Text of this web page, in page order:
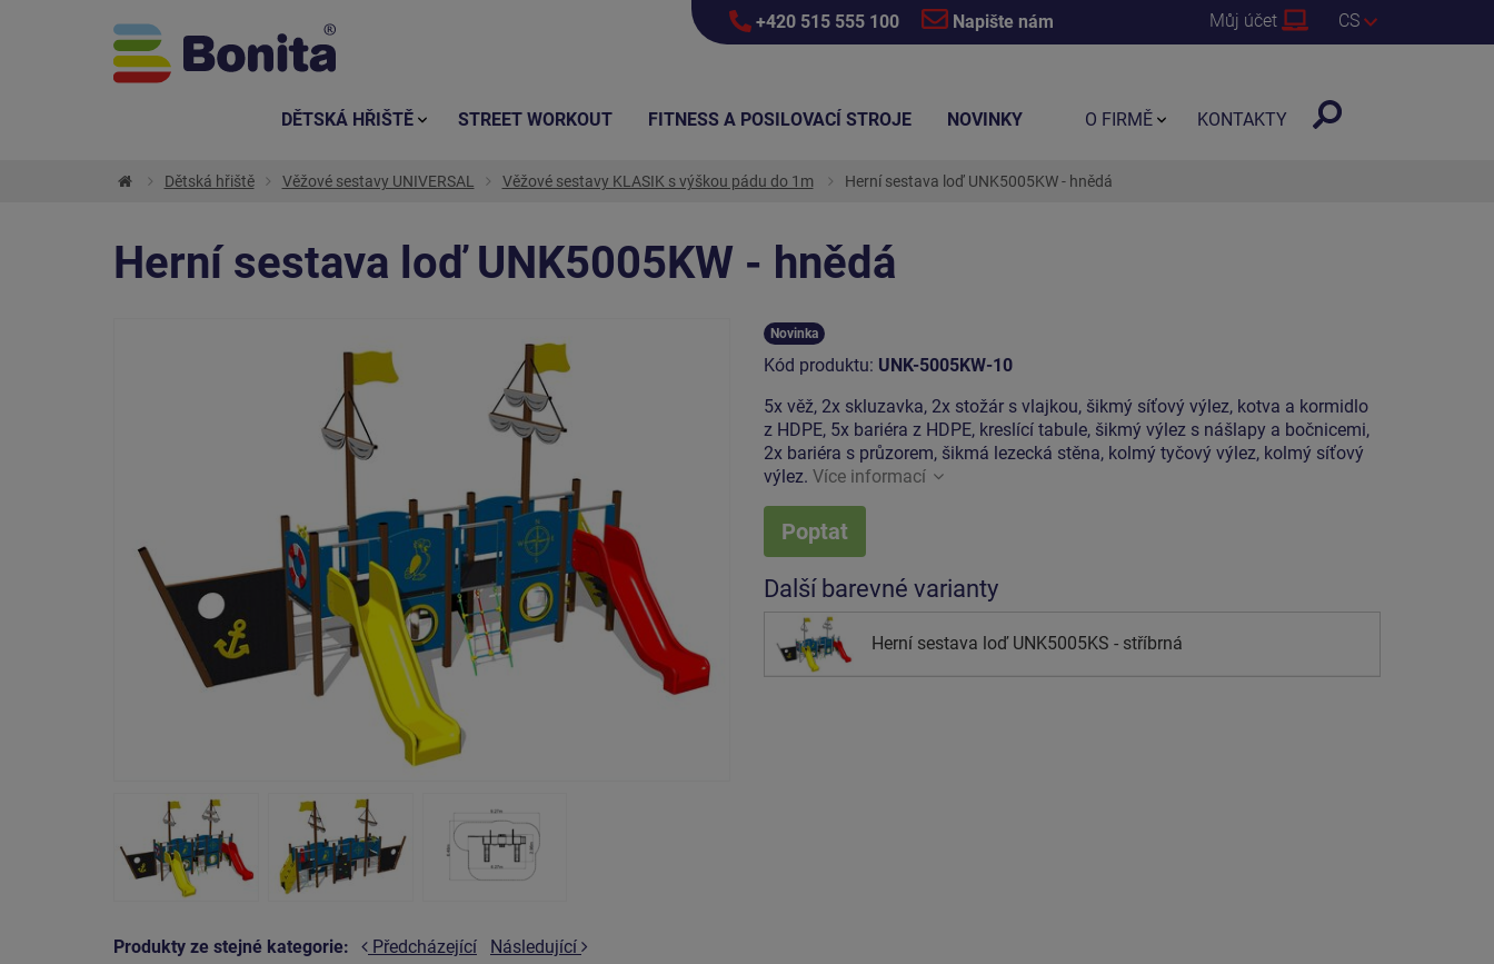
+420 515 555 100 Napište nám Můj účet CS
Dětská hřiště Věžové sestavy UNIVERSAL Věžové sestavy KLASIK s výškou pádu do 1m Herní sestava loď UNK5005KW - hnědá
Herní sestava loď UNK5005KW - hnědá
Produkty ze stejné kategorie: Předcházející Následující
Novinka
Kód produktu: UNK-5005KW-10
5x věž, 2x skluzavka, 2x stožár s vlajkou, šikmý síťový výlez, kotva a kormidlo
z HDPE, 5x bariéra z HDPE, kreslící tabule, šikmý výlez s nášlapy a bočnicemi,
2x bariéra s průzorem, šikmá lezecká stěna, kolmý tyčový výlez, kolmý síťový
výlez. Více informací
Poptat
Další barevné varianty
Herní sestava loď UNK5005KS - stříbrná
DĚTSKÁ HŘIŠTĚ STREET WORKOUT FITNESS A POSILOVACÍ STROJE NOVINKY O FIRMĚ KONTAKTY